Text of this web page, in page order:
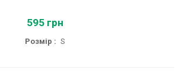
595 грн
Розмір : S